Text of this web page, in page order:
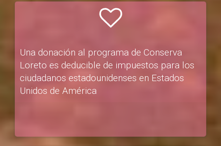
Una donación al programa de Conserva
Loreto es deducible de impuestos para los
ciudadanos estadounidenses en Estados
Unidos de América